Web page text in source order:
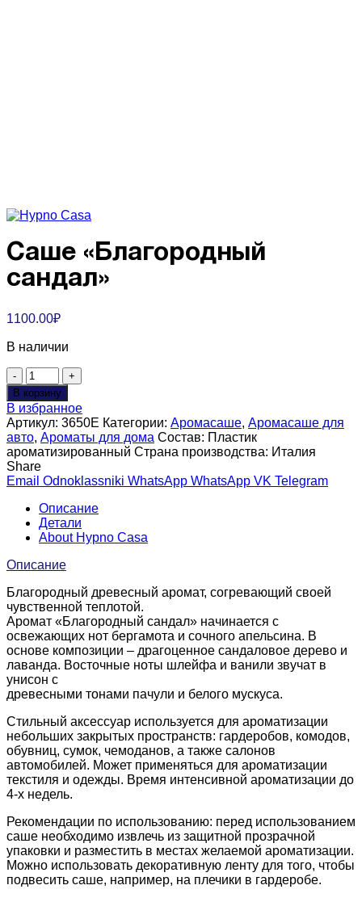
Саше «Благородный
сандал»
1100.00₽
В наличии
Количество
товара
Саше
"Благородный
сандал"
В корзину
В избранное
Артикул: 3650E Категории: Аромасаше, Аромасаше для
авто, Ароматы для дома Состав: Пластик
ароматизированный Страна производства: Италия
Share
Email Odnoklassniki WhatsApp WhatsApp VK Telegram
Описание
Детали
About Hypno Casa
Описание
Благородный древесный аромат, согревающий своей
чувственной теплотой.
Аромат «Благородный сандал» начинается с
освежающих нот бергамота и сочного апельсина. В
основе композиции – драгоценное сандаловое дерево и
лаванда. Восточные ноты шлейфа и ванили звучат в
унисон с
древесными тонами пачули и белого мускуса.
Cтильный аксессуар используется для ароматизации
небольших закрытых пространств: гардеробов, комодов,
обувниц, сумок, чемоданов, а также салонов
автомобилей. Может применяться для ароматизации
текстиля и одежды. Время интенсивной ароматизации до
4-х недель.
Рекомендации по использованию: перед использованием
саше необходимо извлечь из защитной прозрачной
упаковки и разместить в местах желаемой ароматизации.
Можно использовать декоративную ленту для того, чтобы
подвесить саше, например, на плечики в гардеробе.